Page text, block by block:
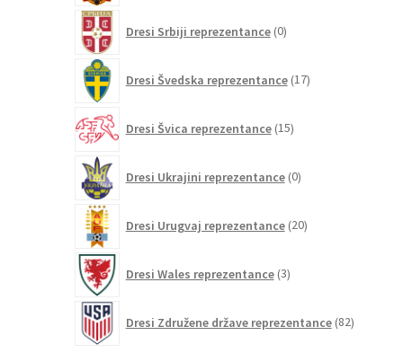
Dresi Srbiji reprezentance 0izdelkov
Dresi Švedska reprezentance 17izdelkov
Dresi Švica reprezentance 15izdelkov
Dresi Ukrajini reprezentance 0izdelkov
Dresi Urugvaj reprezentance 20izdelkov
Dresi Wales reprezentance 3izdelki
Dresi Združene države reprezentance 82izdelkov